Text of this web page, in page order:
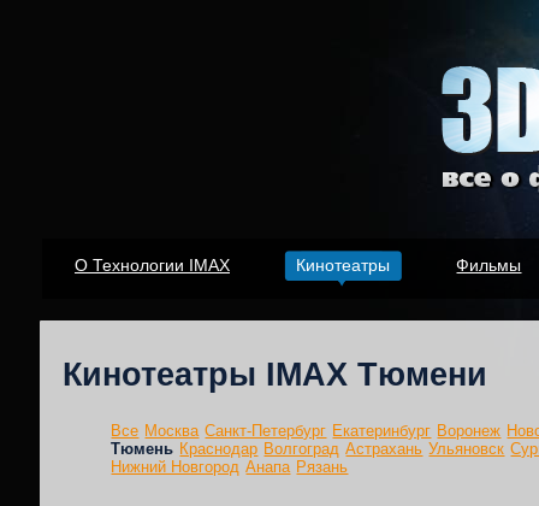
О Технологии IMAX Кинотеатры Фильмы
Кинотеатры IMAX Тюмени
Все Москва Санкт-Петербург Екатеринбург Воронеж
Тюмень Краснодар Волгоград Астрахань Ульяновск
Нижний Новгород Анапа Рязань